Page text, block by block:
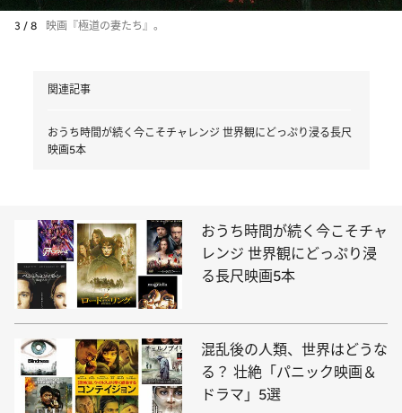
3 / 8 映画『極道の妻たち』。
関連記事
おうち時間が続く今こそチャレンジ 世界観にどっぷり浸る長尺
映画5本
おうち時間が続く今こそチャ
レンジ 世界観にどっぷり浸
る長尺映画5本
混乱後の人類、世界はどうな
る？ 壮絶「パニック映画＆
ドラマ」5選